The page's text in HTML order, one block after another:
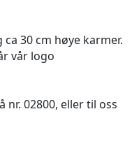
30 cm høye karmer.
vår logo
nr. 02800, eller til oss